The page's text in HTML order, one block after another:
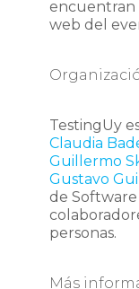
encuentran
web del
TestingUy
Claudia
Guillermo
Gustavo
de
personas.
Más